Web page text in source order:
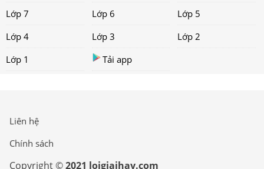
Lớp 7
Lớp 6
Lớp 5
Lớp 4
Lớp 3
Lớp 2
Lớp 1
Tải app
Liên hệ
Chính sách
Copyright ©2021 loigiaihay.com